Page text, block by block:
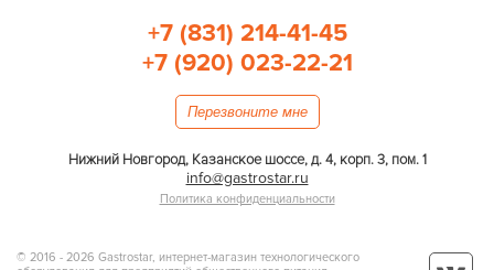
Нижний Новгород, Казанское шоссе, д. 4, корп. 3, пом. 1
info@gastrostar.ru
Политика конфиденциальности
+7 (831) 214-41-45
+7 (920) 023-22-21
Перезвоните мне
© 2016 - 2026 Gastrostar, интернет-магазин технологического